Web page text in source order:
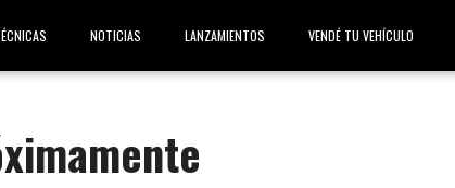
NOTICIAS LANZAMIENTOS VENDÉ TU VEHÍCULO